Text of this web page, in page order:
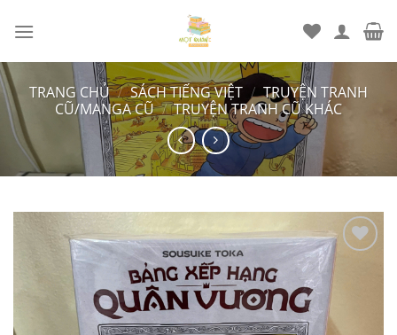
đến
dung
TRANG CHỦ / SÁCH TIẾNG VIỆT / TRUYỆN TRANH
CŨ/MANGA CŨ / TRUYỆN TRANH CŨ KHÁC